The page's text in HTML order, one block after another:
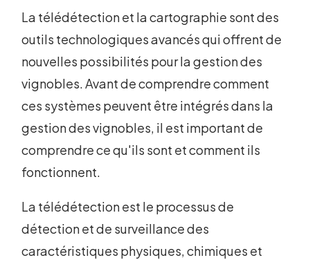
La télédétection et la cartographie sont des
outils technologiques avancés qui offrent de
nouvelles possibilités pour la gestion des
vignobles. Avant de comprendre comment
ces systèmes peuvent être intégrés dans la
gestion des vignobles, il est important de
comprendre ce qu'ils sont et comment ils
fonctionnent.
La télédétection est le processus de
détection et de surveillance des
caractéristiques physiques, chimiques et